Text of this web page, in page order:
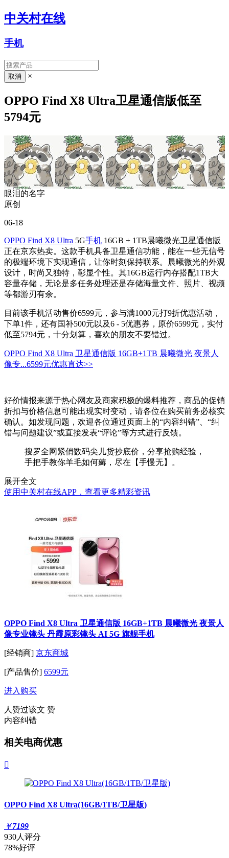
中关村在线
手机
×
OPPO Find X8 Ultra卫星通信版低至
5794元
眼泪的名字
原创
06-18
OPPO Find X8 Ultra 5G手机 16GB + 1TB晨曦微光卫星通信版
正在京东热卖。这款手机具备卫星通信功能，能在一些无信号
的极端环境下实现通信，让你时刻保持联系。晨曦微光的外观
设计，时尚又独特，彰显个性。其16GB运行内存搭配1TB大
容量存储，无论是多任务处理还是存储海量文件、照片、视频
等都游刃有余。
目前该手机活动售价6599元，参与满1000元打9折优惠活动，
下单1件，还有国补500元以及6 - 5优惠券，原价6599元，实付
低至5794元，十分划算，喜欢的朋友不要错过。
OPPO Find X8 Ultra 卫星通信版 16GB+1TB 晨曦微光 夜景人
像专...6599元优惠直达>>
好价情报来源于热心网友及商家积极的爆料推荐，商品的促销
折扣与价格信息可能出现实时变动，请各位在购买前务必核实
确认。如发现问题，欢迎各位通过页面上的“内容纠错”、“纠
错与问题建议”或直接发表“评论”等方式进行反馈。
搜罗全网紧俏数码尖儿货抄底价，分享抢购经验，
手把手教你羊毛如何薅，尽在【手慢无】。
展开全文
使用中关村在线APP，查看更多精彩资讯
OPPO Find X8 Ultra 卫星通信版 16GB+1TB 晨曦微光 夜景人
像专业镜头 丹霞原彩镜头 AI 5G 旗舰手机
[经销商] 京东商城
[产品售价] 6599元
进入购买
人赞过该文 赞
内容纠错
相关电商优惠

OPPO Find X8 Ultra(16GB/1TB/卫星版)
￥7199
930人评分
78%好评